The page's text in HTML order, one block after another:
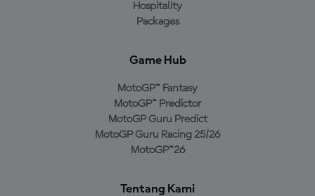
Hospitality
Packages
Game Hub
MotoGP™ Fantasy
MotoGP™ Predictor
MotoGP Guru Predict
MotoGP Guru Racing 25/26
MotoGP™26
Tentang Kami